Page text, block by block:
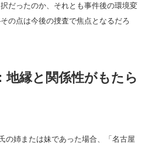
だったのか、それとも事件後の環境変
の点は今後の捜査で焦点となるだろ
地縁と関係性がもたら
の姉または妹であった場合、「名古屋